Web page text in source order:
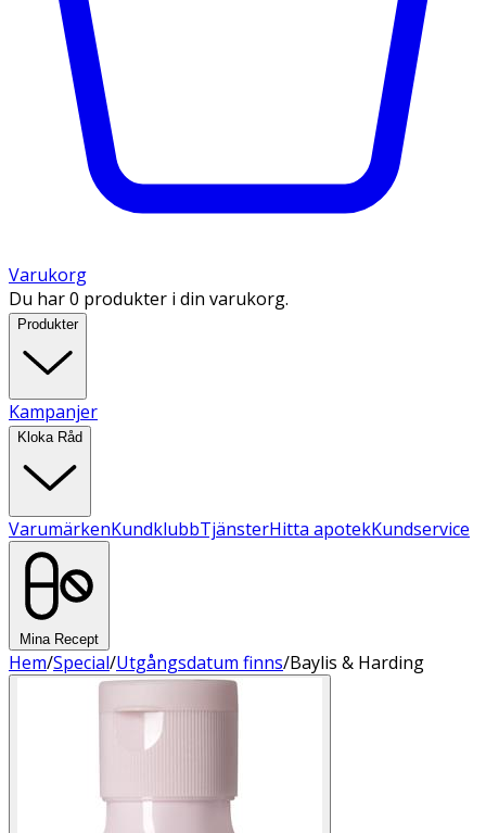
Varukorg
Du har 0 produkter i din varukorg.
Produkter
Kampanjer
Kloka Råd
VarumärkenKundklubbTjänsterHitta apotekKundservice
Mina Recept
Hem/Special/Utgångsdatum finns/Baylis & Harding